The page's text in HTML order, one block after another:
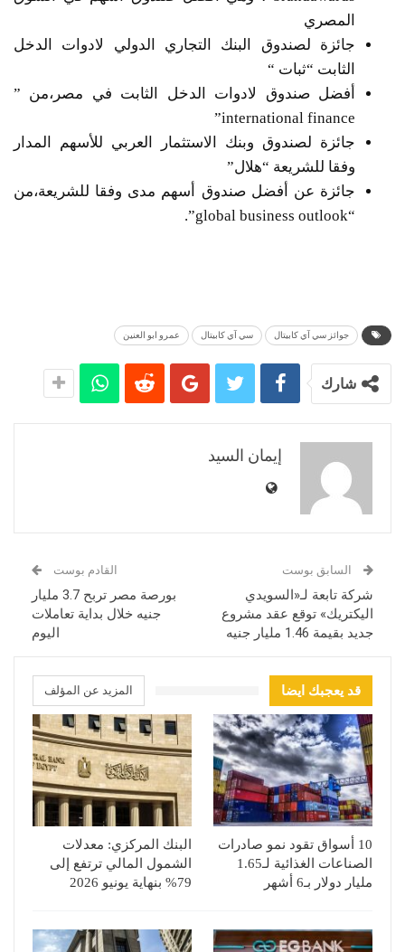
المصري
جائزة لصندوق البنك التجاري الدولي لادوات الدخل
الثابت “ثبات “
أفضل صندوق لادوات الدخل الثابت في مصر،من ”
international finance”
جائزة لصندوق وبنك الاستثمار العربي للأسهم المدار
وفقا للشريعة “هلال”
جائزة عن أفضل صندوق أسهم مدى وفقا للشريعة،من
“global business outlook”.
جوائز سي آي كابيتال سي آي كابيتال عمرو ابو العنين
شارك
إيمان السيد
السابق بوست
شركة تابعة لـ«السويدي
اليكتريك» توقع عقد مشروع
جديد بقيمة 1.46 مليار جنيه
القادم بوست
بورصة مصر تربح 3.7 مليار
جنيه خلال بداية تعاملات
اليوم
قد يعجبك ايضا المزيد عن المؤلف
10 أسواق تقود نمو صادرات
الصناعات الغذائية لـ1.65
مليار دولار بـ6 أشهر
البنك المركزي: معدلات
الشمول المالي ترتفع إلى
79% بنهاية يونيو 2026